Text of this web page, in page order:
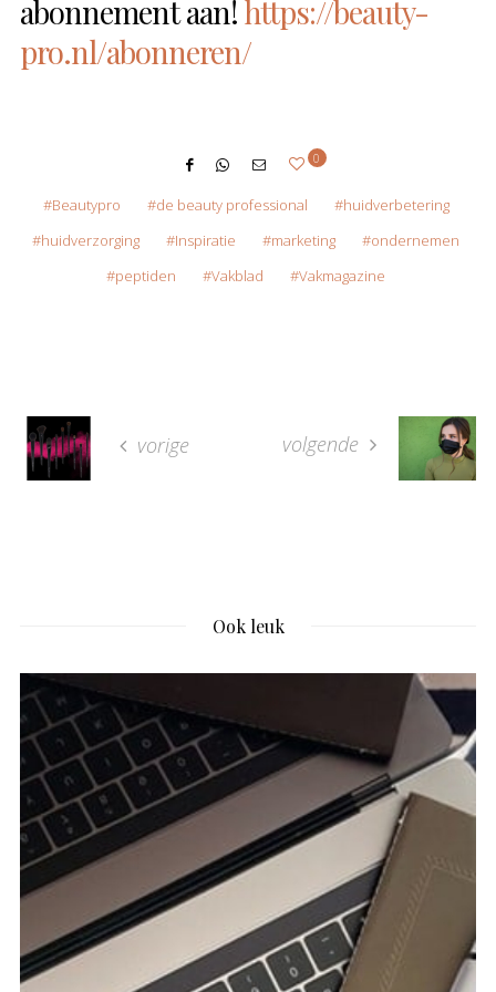
abonnement aan!https://beauty-
pro.nl/abonneren/
0
Beautypro de beauty professional
huidverbetering
huidverzorging
Inspiratie marketing
ondernemen
peptiden
Vakblad Vakmagazine
vorige volgende
Ook leuk